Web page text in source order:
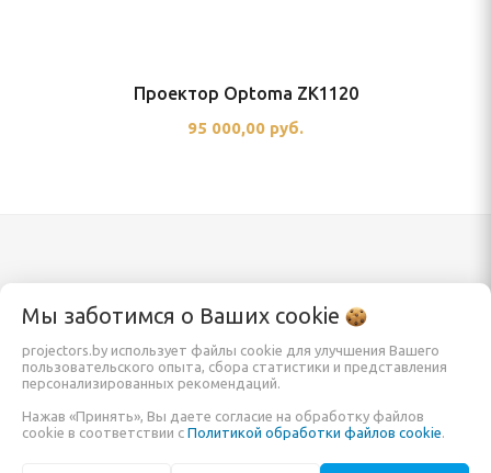
Проектор Optoma ZK1120
95 000,00 руб.
Каталог
Проекторы
Экраны для проектора
Информация
Заказать
О компании
Мы заботимся о Ваших cookie
projectors.by использует файлы cookie для улучшения Вашего
пользовательского опыта, сбора статистики и представления
персонализированных рекомендаций.
Нажав «Принять», Вы даете согласие на обработку файлов
cookie в соответствии с Политикой обработки файлов cookie.